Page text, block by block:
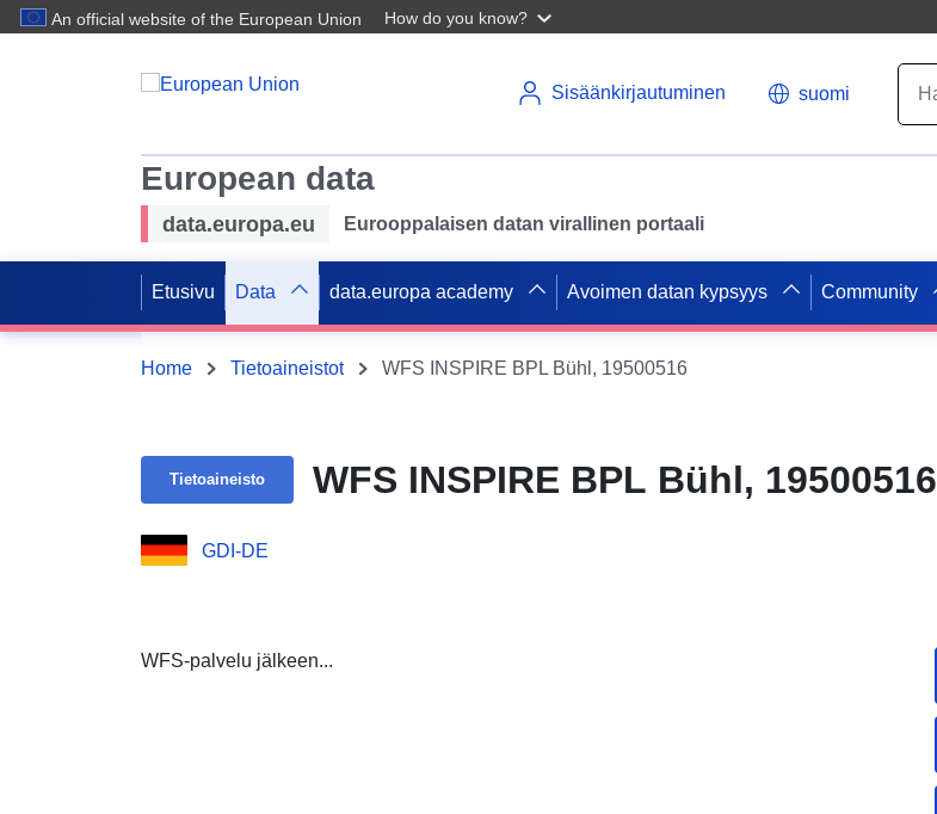
An official website of the European Union How do you know?
Sisäänkirjautuminen suomi
European data
data.europa.eu Eurooppalaisen datan virallinen portaali
Etusivu Data data.europa academy Avoimen datan kypsyys Community
Home Tietoaineistot WFS INSPIRE BPL Bühl, 19500516
Tietoaineisto WFS INSPIRE BPL Bühl, 19500516
GDI-DE
WFS-palvelu jälkeen...